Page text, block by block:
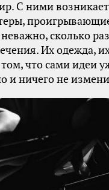
С ними
сколько
Их одежда,
что сами идеи
и ничего не